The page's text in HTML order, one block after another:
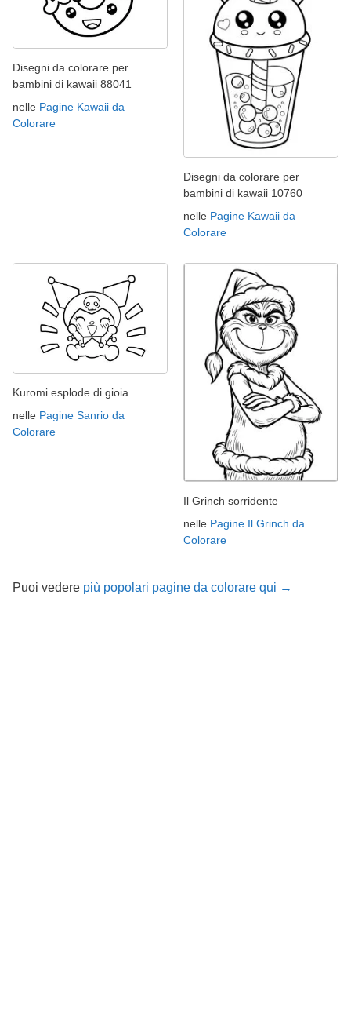
Disegni da colorare per
bambini di kawaii 88041
nelle Pagine Kawaii da
Colorare
Disegni da colorare per
bambini di kawaii 10760
nelle Pagine Kawaii da
Colorare
Kuromi esplode di gioia.
nelle Pagine Sanrio da
Colorare
Il Grinch sorridente
nelle Pagine Il Grinch da
Colorare
Puoi vedere più popolari pagine da colorare qui →